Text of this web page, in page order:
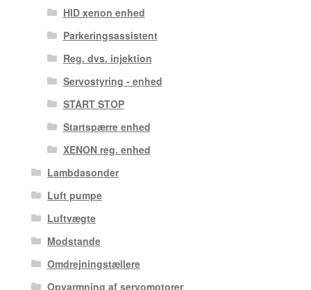
HID xenon enhed
Parkeringsassistent
Reg. dvs. injektion
Servostyring - enhed
START STOP
Startspærre enhed
XENON reg. enhed
Lambdasonder
Luft pumpe
Luftvægte
Modstande
Omdrejningstællere
Opvarmning af servomotorer